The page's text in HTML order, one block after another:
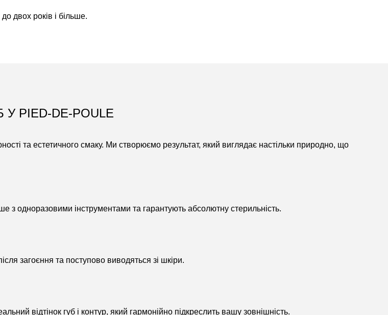
двох років і більше.
PIED-DE-POULE
та естетичного смаку. Ми створюємо результат, який виглядає настільки природно, що
з одноразовими інструментами та гарантують абсолютну стерильність.
загоєння та поступово виводяться зі шкіри.
відтінок губ і контур, який гармонійно підкреслить вашу зовнішність.